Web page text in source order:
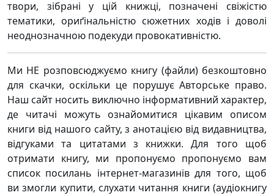
твори, зібрані у цій книжці, позначені свіжістю
тематики, ориґінальністю сюжетних ходів і доволі
неоднозначною подекуди провокативністю.
Ми НЕ розповсюджуємо книгу (файли) безкоштовно
для скачки, оскільки це порушує Авторське право.
Наш сайт носить виключно інформативний характер,
де читачі можуть ознайомитися цікавим описом
книги від нашого сайту, з анотацією від видавництва,
відгуками та цитатами з книжки. Для того щоб
отримати книгу, ми пропонуємо пропонуємо вам
список посилань інтернет-магазинів для того, щоб
ви змогли купити, слухати читання книги (аудіокнигу